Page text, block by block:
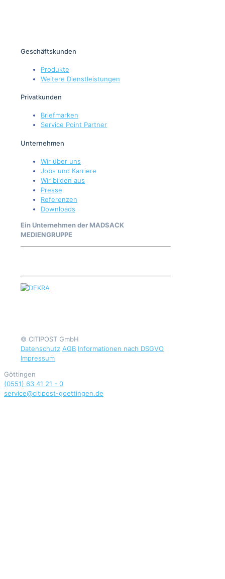
Geschäftskunden
Produkte
Weitere Dienstleistungen
Privatkunden
Briefmarken
Service Point Partner
Unternehmen
Wir über uns
Jobs und Karriere
Wir bilden aus
Presse
Referenzen
Downloads
Ein Unternehmen der MADSACK
MEDIENGRUPPE
© CITIPOST GmbH
Datenschutz AGB Informationen nach DSGVO
Impressum
Göttingen
(0551) 63 41 21 - 0
service@citipost-goettingen.de